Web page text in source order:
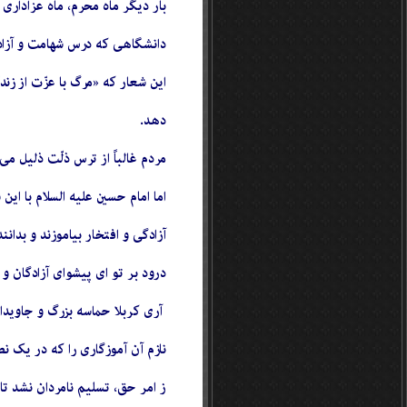
بار دیگر ماه محرم، ماه
دانشگاهی که درس شهامت و
اين شعار كه «مرگ با عزّت از
دهد.
مردم غالباً از ترس ذلّت ذليل
اما امام حسين عليه السلام
آزادگى و افتخار بياموزند و
درود بر تو اى پيشواى آزادگان
آری كربلا حماسه بزرگ و
نازم آن آموزگارى را كه در
ز امر حق، تسليم نامردان